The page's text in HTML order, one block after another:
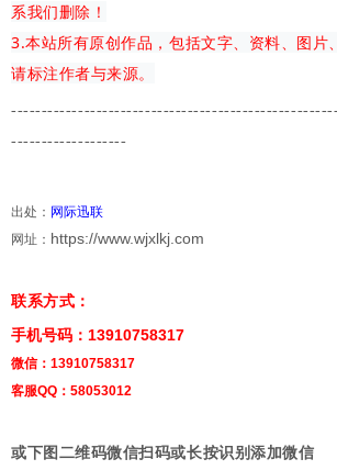
系我们删除！
3.本站所有原创作品，包括文字、资料、图片
请标注作者与来源。
----------------------------------------------------
-------------------
出处： 网际迅联
网址： https://www.wjxlkj.com
联系方式：
手机号码：13910758317
微信：13910758317
客服QQ：58053012
或下图二维码微信扫码或长按识别添加微信